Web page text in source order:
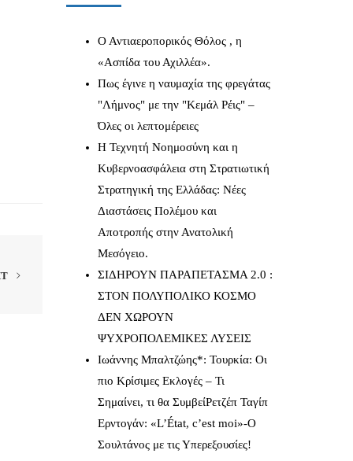
Ο Αντιαεροπορικός Θόλος , η
«Ασπίδα του Αχιλλέα».
Πως έγινε η ναυμαχία της φρεγάτας
"Λήμνος" με την "Κεμάλ Ρέις" –
Όλες οι λεπτομέρειες
Η Τεχνητή Νοημοσύνη και η
Κυβερνοασφάλεια στη Στρατιωτική
Στρατηγική της Ελλάδας: Νέες
Διαστάσεις Πολέμου και
Αποτροπής στην Ανατολική
Μεσόγειο.
ΣΙΔΗΡΟΥΝ ΠΑΡΑΠΕΤΑΣΜΑ 2.0 :
ΣΤΟΝ ΠΟΛΥΠΟΛΙΚΟ ΚΟΣΜΟ
ΔΕΝ ΧΩΡΟΥΝ
ΨΥΧΡΟΠΟΛΕΜΙΚΕΣ ΛΥΣΕΙΣ
Ιωάννης Μπαλτζώης*: Τουρκία: Οι
πιο Κρίσιμες Εκλογές – Τι
Σημαίνει, τι θα ΣυμβείΡετζέπ Ταγίπ
Ερντογάν: «L’État, c’est moi»-Ο
Σουλτάνος με τις Υπερεξουσίες!